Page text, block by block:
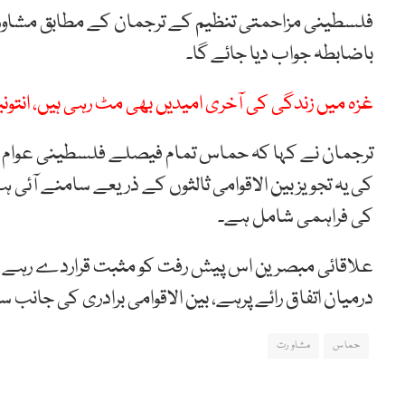
فلسطینی مزاحمتی تنظیم کے ترجمان کے مطابق
باضابطہ جواب دیا جائے گا۔
غزہ میں زندگی کی آخری امیدیں بھی مٹ رہی ہیں،
ترجمان نے کہا کہ حماس تمام فیصلے فلسطینی
کی یہ تجویز بین الاقوامی ثالثوں کے ذریعے سامنے آئی
کی فراہمی شامل ہے۔
علاقائی مبصرین اس پیش رفت کو مثبت قراردے
درمیان اتفاق رائے پرہے، بین الاقوامی برادری کی
حماس مشاو رت